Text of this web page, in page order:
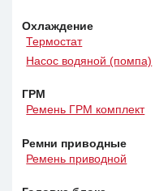
Охлаждение
Термостат
Насос водяной (помпа)
ГРМ
Ремень ГРМ комплект
Ремни приводные
Ремень приводной